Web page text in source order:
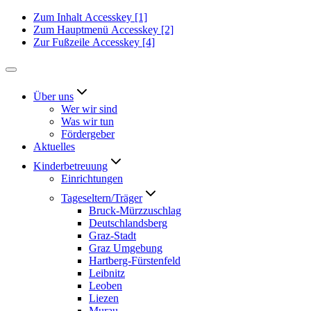
Zum Inhalt Accesskey [1]
Zum Hauptmenü Accesskey [2]
Zur Fußzeile Accesskey [4]
Über uns
Wer wir sind
Was wir tun
Fördergeber
Aktuelles
Kinderbetreuung
Einrichtungen
Tageseltern/Träger
Bruck-Mürzzuschlag
Deutschlandsberg
Graz-Stadt
Graz Umgebung
Hartberg-Fürstenfeld
Leibnitz
Leoben
Liezen